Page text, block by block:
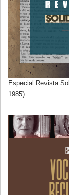
Especial Revista
1985)